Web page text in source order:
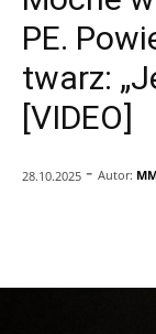
PE.
twarz:
[VIDEO]
28.10.2025 - Autor: